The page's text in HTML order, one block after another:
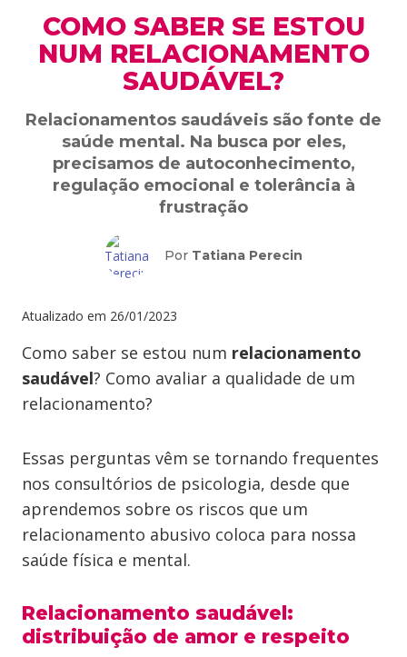
COMO SABER SE ESTOU
NUM RELACIONAMENTO
SAUDÁVEL?
Relacionamentos saudáveis são fonte de
saúde mental. Na busca por eles,
precisamos de autoconhecimento,
regulação emocional e tolerância à
frustração
Por Tatiana Perecin
Atualizado em 26/01/2023
Como saber se estou num relacionamento
saudável? Como avaliar a qualidade de um
relacionamento?
Essas perguntas vêm se tornando frequentes
nos consultórios de psicologia, desde que
aprendemos sobre os riscos que um
relacionamento abusivo coloca para nossa
saúde física e mental.
Relacionamento saudável:
distribuição de amor e respeito